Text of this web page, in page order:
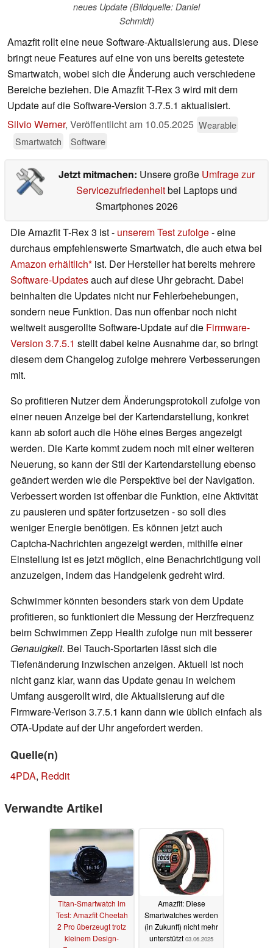
neues Update (Bildquelle: Daniel
Schmidt)
Amazfit rollt eine neue Software-Aktualisierung aus. Diese
bringt neue Features auf eine von uns bereits getestete
Smartwatch, wobei sich die Änderung auch verschiedene
Bereiche beziehen. Die Amazfit T-Rex 3 wird mit dem
Update auf die Software-Version 3.7.5.1 aktualisiert.
Silvio Werner, Veröffentlicht am 10.05.2025 Wearable
Smartwatch
Software
Jetzt mitmachen: Unsere große Umfrage zur
Servicezufriedenheitbei Laptops und
Smartphones 2026
Die Amazfit T-Rex 3 ist - unserem Test zufolge- eine
durchaus empfehlenswerte Smartwatch, die auch etwa bei
Amazon erhältlich ist. Der Hersteller hat bereits mehrere
Software-Updatesauch auf diese Uhr gebracht. Dabei
beinhalten die Updates nicht nur Fehlerbehebungen,
sondern neue Funktion. Das nun offenbar noch nicht
weltweit ausgerollte Software-Update auf die Firmware-
Version 3.7.5.1 stellt dabei keine Ausnahme dar, so bringt
diesem dem Changelog zufolge mehrere Verbesserungen
mit.
So profitieren Nutzer dem Änderungsprotokoll zufolge von
einer neuen Anzeige bei der Kartendarstellung, konkret
kann ab sofort auch die Höhe eines Berges angezeigt
werden. Die Karte kommt zudem noch mit einer weiteren
Neuerung, so kann der Stil der Kartendarstellung ebenso
geändert werden wie die Perspektive bei der Navigation.
Verbessert worden ist offenbar die Funktion, eine Aktivität
zu pausieren und später fortzusetzen - so soll dies
weniger Energie benötigen. Es können jetzt auch
Captcha-Nachrichten angezeigt werden, mithilfe einer
Einstellung ist es jetzt möglich, eine Benachrichtigung voll
anzuzeigen, indem das Handgelenk gedreht wird.
Schwimmer könnten besonders stark von dem Update
profitieren, so funktioniert die Messung der Herzfrequenz
beim Schwimmen Zepp Health zufolge nun mit besserer
Genauigkeit. Bei Tauch-Sportarten lässt sich die
Tiefenänderung inzwischen anzeigen. Aktuell ist noch
nicht ganz klar, wann das Update genau in welchem
Umfang ausgerollt wird, die Aktualisierung auf die
Firmware-Verison 3.7.5.1 kann dann wie üblich einfach als
OTA-Update auf der Uhr angefordert werden.
Quelle(n)
4PDA, Reddit
Verwandte Artikel
Titan-Smartwatch im
Test: Amazfit Cheetah
2 Pro überzeugt trotz
kleinem Design-
Amazfit: Diese
Smartwatches werden
(in Zukunft) nicht mehr
unterstützt 03.06.2025